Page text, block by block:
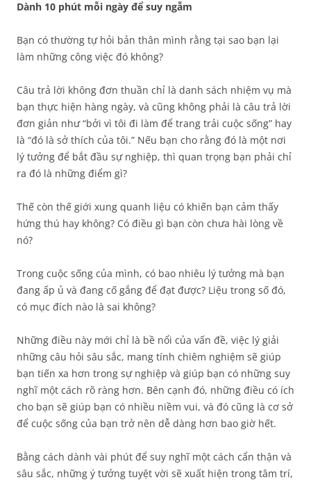
Dành 10 phút mỗi ngày để suy ngẫm
Bạn có thường tự hỏi bản thân mình rằng tại sao bạn lại
làm những công việc đó không?
Câu trả lời không đơn thuần chỉ là danh sách nhiệm vụ mà
bạn thực hiện hàng ngày, và cũng không phải là câu trả lời
đơn giản như “bởi vì tôi đi làm để trang trải cuộc sống” hay
là “đó là sở thích của tôi.” Nếu bạn cho rằng đó là một nơi
lý tưởng để bắt đầu sự nghiệp, thì quan trọng bạn phải chỉ
ra đó là những điểm gì?
Thế còn thế giới xung quanh liệu có khiến bạn cảm thấy
hứng thú hay không? Có điều gì bạn còn chưa hài lòng về
nó?
Trong cuộc sống của mình, có bao nhiêu lý tưởng mà bạn
đang ấp ủ và đang cố gắng để đạt được? Liệu trong số đó,
có mục đích nào là sai không?
Những điều này mới chỉ là bề nổi của vấn đề, việc lý giải
những câu hỏi sâu sắc, mang tính chiêm nghiệm sẽ giúp
bạn tiến xa hơn trong sự nghiệp và giúp bạn có những suy
nghĩ một cách rõ ràng hơn. Bên cạnh đó, những điều có ích
cho bạn sẽ giúp bạn có nhiều niềm vui, và đó cũng là cơ sở
để cuộc sống của bạn trở nên dễ dàng hơn bao giờ hết.
Bằng cách dành vài phút để suy nghĩ một cách cẩn thận và
sâu sắc, những ý tưởng tuyệt vời sẽ xuất hiện trong tâm trí,